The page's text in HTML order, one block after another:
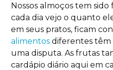
Nossos almoços tem sido
cada dia vejo o quanto
em seus pratos, ficam
alimentos diferentes têm
uma disputa.As frutas
cardápio diário aqui em